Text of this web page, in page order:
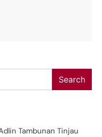
Search
Tambunan Tinjau